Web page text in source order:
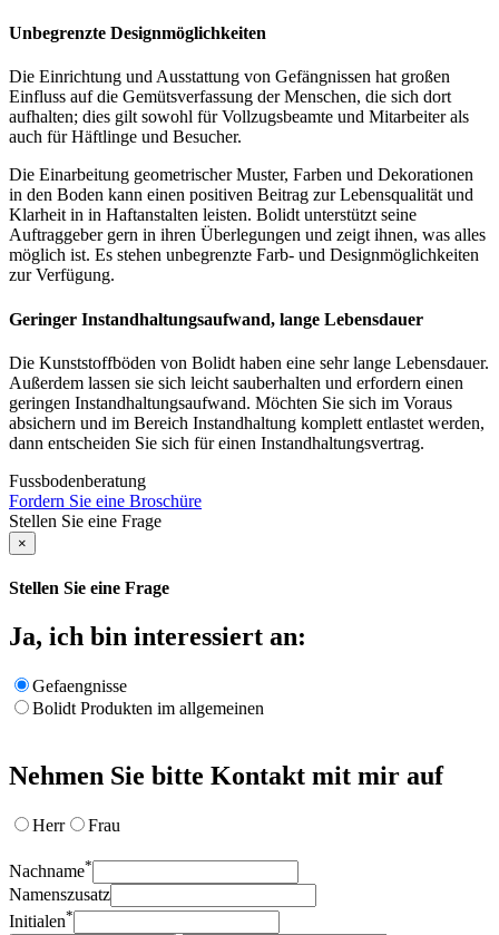
Unbegrenzte Designmöglichkeiten
Die Einrichtung und Ausstattung von Gefängnissen hat großen
Einfluss auf die Gemütsverfassung der Menschen, die sich dort
aufhalten; dies gilt sowohl für Vollzugsbeamte und Mitarbeiter als
auch für Häftlinge und Besucher.
Die Einarbeitung geometrischer Muster, Farben und Dekorationen
in den Boden kann einen positiven Beitrag zur Lebensqualität und
Klarheit in in Haftanstalten leisten. Bolidt unterstützt seine
Auftraggeber gern in ihren Überlegungen und zeigt ihnen, was alles
möglich ist. Es stehen unbegrenzte Farb- und Designmöglichkeiten
zur Verfügung.
Geringer Instandhaltungsaufwand, lange Lebensdauer
Die Kunststoffböden von Bolidt haben eine sehr lange Lebensdauer.
Außerdem lassen sie sich leicht sauberhalten und erfordern einen
geringen Instandhaltungsaufwand. Möchten Sie sich im Voraus
absichern und im Bereich Instandhaltung komplett entlastet werden,
dann entscheiden Sie sich für einen Instandhaltungsvertrag.
Fussbodenberatung
Fordern Sie eine Broschüre
Stellen Sie eine Frage
×
Stellen Sie eine Frage
Ja, ich bin interessiert an:
Gefaengnisse
Bolidt Produkten im allgemeinen
Nehmen Sie bitte Kontakt mit mir auf
Herr Frau
Nachname*
Namenszusatz
Initialen*